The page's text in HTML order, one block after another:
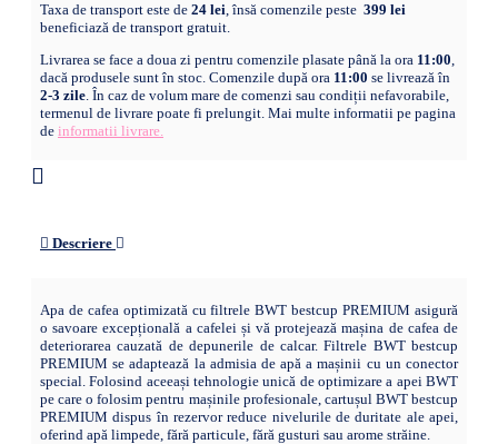
Taxa de transport este de 24 lei, însă comenzile peste 399 lei
beneficiază de transport gratuit.
Livrarea se face a doua zi pentru comenzile plasate până la ora 11:00,
dacă produsele sunt în stoc. Comenzile după ora 11:00 se livrează în
2-3 zile. În caz de volum mare de comenzi sau condiții nefavorabile,
termenul de livrare poate fi prelungit. Mai multe informatii pe pagina
de informatii livrare.
Descriere
Apa de cafea optimizată cu filtrele BWT bestcup PREMIUM asigură
o savoare excepțională a cafelei și vă protejează mașina de cafea de
deteriorarea cauzată de depunerile de calcar. Filtrele BWT bestcup
PREMIUM se adaptează la admisia de apă a mașinii cu un conector
special. Folosind aceeași tehnologie unică de optimizare a apei BWT
pe care o folosim pentru mașinile profesionale, cartușul BWT bestcup
PREMIUM dispus în rezervor reduce nivelurile de duritate ale apei,
oferind apă limpede, fără particule, fără gusturi sau arome străine.